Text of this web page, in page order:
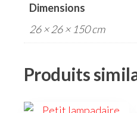
Dimensions
26 × 26 × 150 cm
Produits